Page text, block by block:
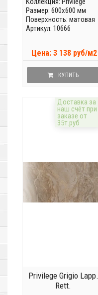
Размер: 600x600 мм
Поверхность: матовая
Артикул: 10666
Цена: 3 138 руб/м2
КУПИТЬ
Доставка за
наш счёт при
заказе от
35т.руб
Privilege Grigio Lapp.
Rett.